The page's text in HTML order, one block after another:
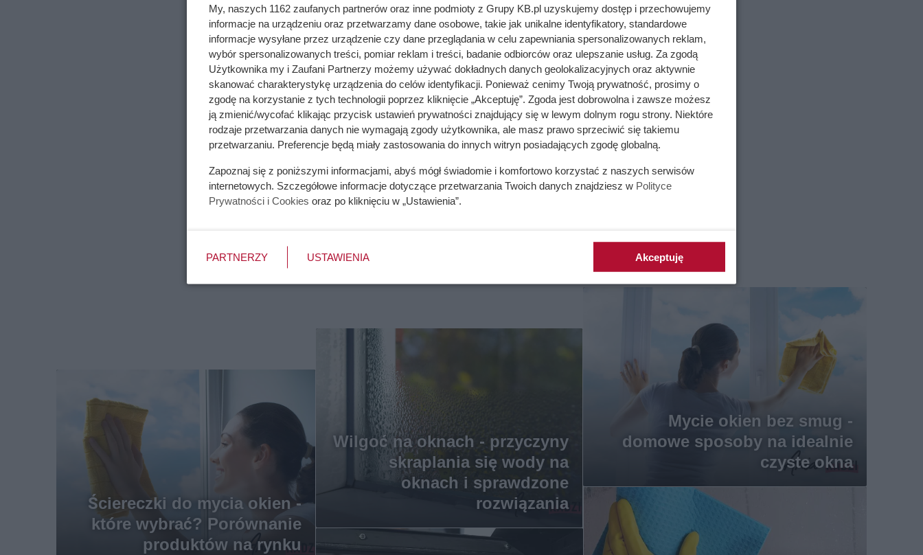
Ściereczki do mycia okien -
które wybrać? Porównanie
produktów na rynku
Wilgoć na oknach - przyczyny
skraplania się wody na
oknach i sprawdzone
rozwiązania
Mycie okien bez smug -
domowe sposoby na idealnie
czyste okna
My, naszych 1162 zaufanych partnerów oraz inne podmioty z Grupy KB.pl uzyskujemy dostęp i przechowujemy
informacje na urządzeniu oraz przetwarzamy dane osobowe, takie jak unikalne identyfikatory, standardowe
informacje wysyłane przez urządzenie czy dane przeglądania w celu zapewniania spersonalizowanych reklam,
wybór spersonalizowanych treści, pomiar reklam i treści, badanie odbiorców oraz ulepszanie usług. Za zgodą
Użytkownika my i Zaufani Partnerzy możemy używać dokładnych danych geolokalizacyjnych oraz aktywnie
skanować charakterystykę urządzenia do celów identyfikacji. Ponieważ cenimy Twoją prywatność, prosimy o
zgodę na korzystanie z tych technologii poprzez kliknięcie „Akceptuję”. Zgoda jest dobrowolna i zawsze możesz
ją zmienić/wycofać klikając przycisk ustawień prywatności znajdujący się w lewym dolnym rogu strony. Niektóre
rodzaje przetwarzania danych nie wymagają zgody użytkownika, ale masz prawo sprzeciwić się takiemu
przetwarzaniu. Preferencje będą miały zastosowania do innych witryn posiadających zgodę globalną.
Zapoznaj się z poniższymi informacjami, abyś mógł świadomie i komfortowo korzystać z naszych serwisów
internetowych. Szczegółowe informacje dotyczące przetwarzania Twoich danych znajdziesz w Polityce
Prywatności i Cookies oraz po kliknięciu w „Ustawienia”.
PARTNERZY USTAWIENIA Akceptuję